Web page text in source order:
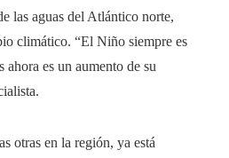
las aguas del Atlántico norte,
climático. “El Niño siempre es
ahora es un aumento de su
otras en la región, ya está